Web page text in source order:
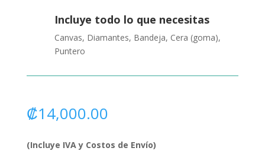
Incluye todo lo que necesitas
Canvas, Diamantes, Bandeja, Cera (goma),
Puntero
₡14,000.00
(Incluye IVA y Costos de Envío)